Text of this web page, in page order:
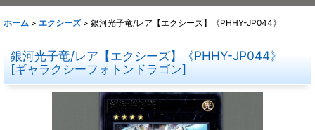
ホーム > エクシーズ > 銀河光子竜/レア【エクシーズ】《PHHY-JP044》
銀河光子竜/レア【エクシーズ】《PHHY-JP044》
[ギャラクシーフォトンドラゴン]